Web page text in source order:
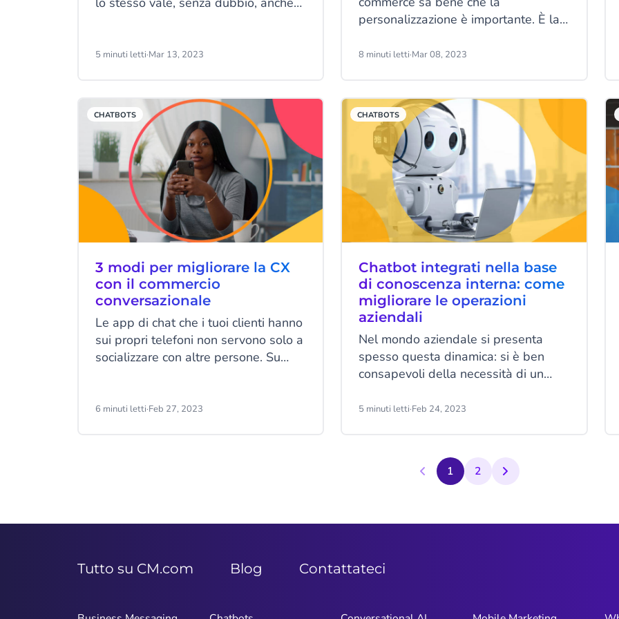
questa tecnologia su molti canali, da
efficiente.
5 minuti letti·Mar 13, 2023
personalizzazione è importante. È la
fiducia dei clienti e offrire loro
aumentare gli acquirenti web
abituali. Pochi, però, si rendono conto
di quanto sia ampia la portata della
vera personalizzazione.
8 minuti letti·Mar 08, 2023
CHATBOTS
3 modi per migliorare la CX
con il commercio
conversazionale
Le app di chat che i tuoi clienti hanno
sui propri telefoni non servono solo a
socializzare con altre persone. Su
un’eccezionale esperienza del cliente
6 minuti letti·Feb 27, 2023
CHATBOTS
Chatbot integrati nella base
di conoscenza interna: come
migliorare le operazioni
aziendali
Nel mondo aziendale si presenta
spesso questa dinamica: si è ben
consapevoli della necessità di un
con i clienti che siano individuali e
fine, molti optano per implementare
una base di conoscenza interna
5 minuti letti·Feb 24, 2023
1 2
Tutto su CM.com Blog Contattateci